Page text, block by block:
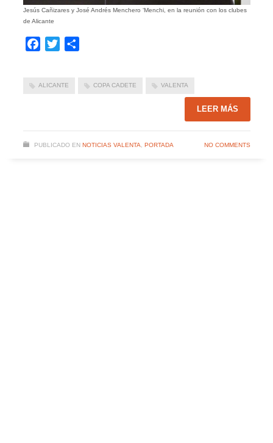
Jesús Cañizares y José Andrés Menchero ‘Menchi, en la reunión con los clubes
de Alicante
Facebook
Twitter
ALICANTE COPA CADETE VALENTA
LEER MÁS
PUBLICADO EN NOTICIAS VALENTA PORTADA NO COMMENTS